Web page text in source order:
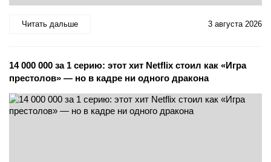
Читать дальше 3 августа 2026
14 000 000 за 1 серию: этот хит Netflix стоил как «Игра
престолов» — но в кадре ни одного дракона